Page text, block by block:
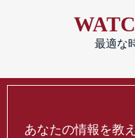
最適な
あなたの情報を教